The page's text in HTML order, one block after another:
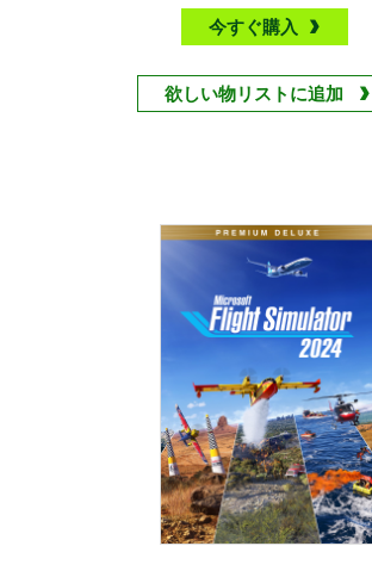
今すぐ購入
欲しい物リストに追加